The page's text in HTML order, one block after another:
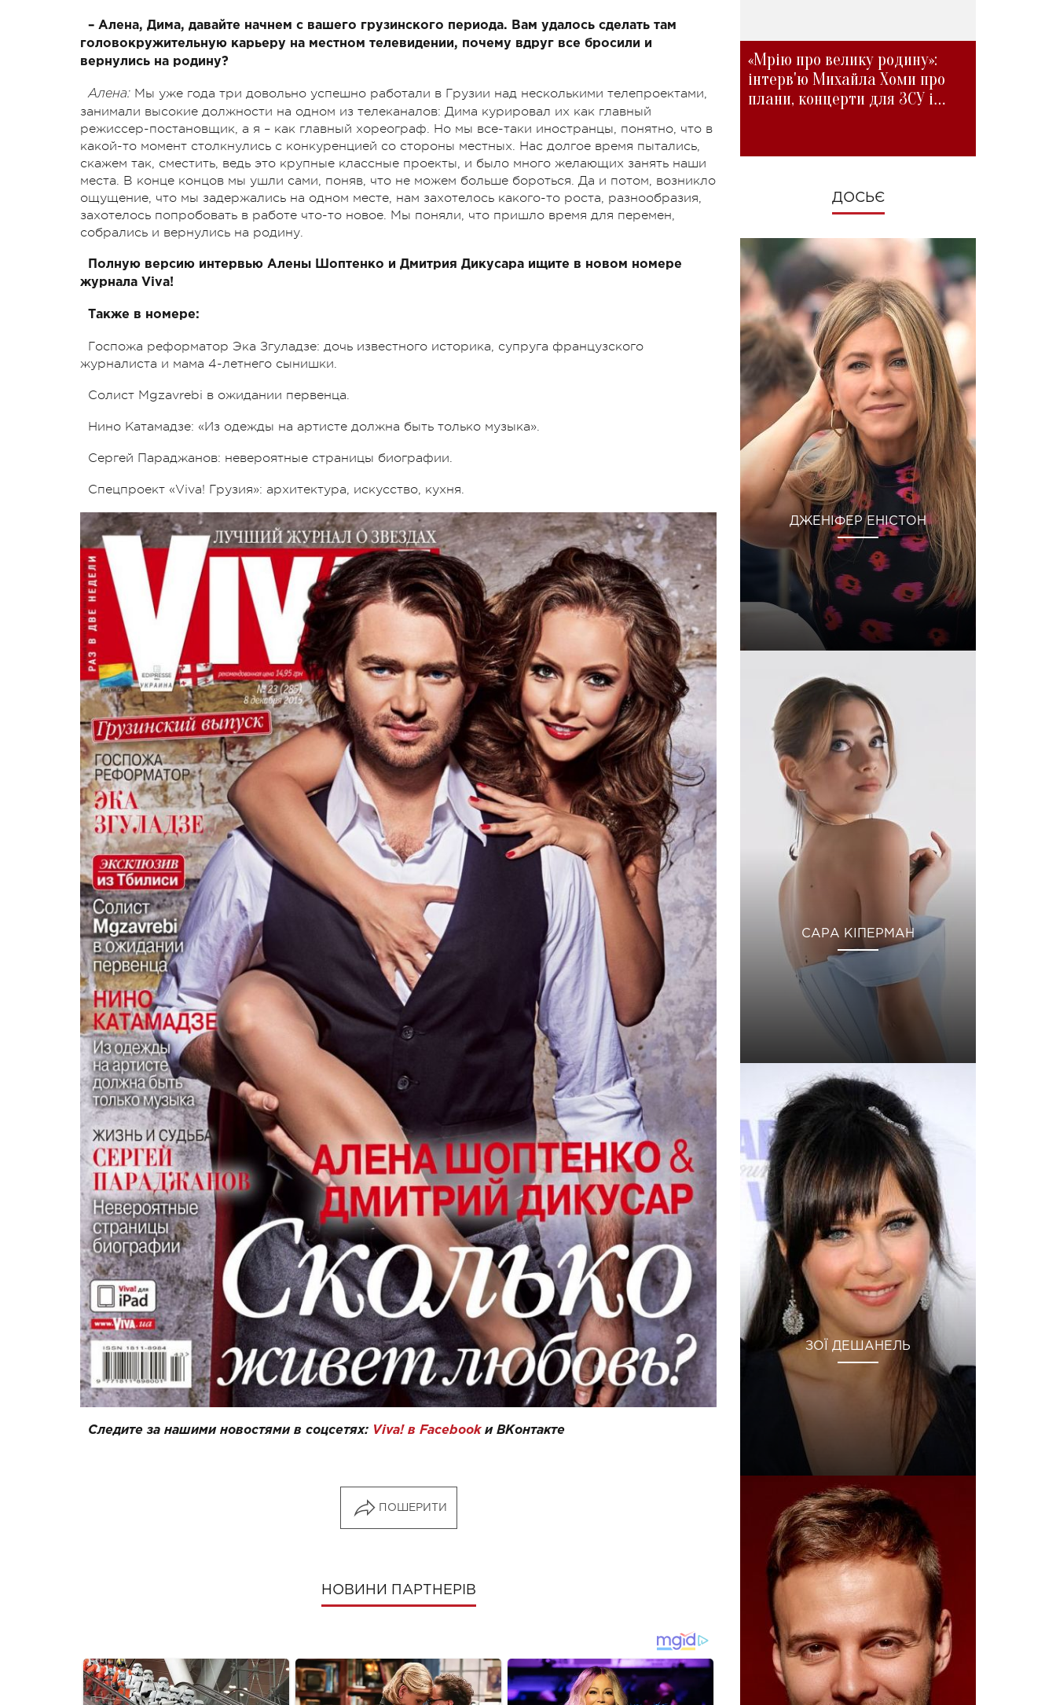
– Алена, Дима, давайте начнем с вашего грузинского периода. Вам удалось сделать там
головокружительную карьеру на местном телевидении, почему вдруг все бросили и
вернулись на родину?
Алена: Мы уже года три довольно успешно работали в Грузии над несколькими телепроектами,
занимали высокие должности на одном из телеканалов: Дима курировал их как главный
режиссер-постановщик, а я – как главный хореограф. Но мы все-таки иностранцы, понятно, что в
какой-то момент столкнулись с конкуренцией со стороны местных. Нас долгое время пытались,
скажем так, сместить, ведь это крупные классные проекты, и было много желающих занять наши
места. В конце концов мы ушли сами, поняв, что не можем больше бороться. Да и потом, возникло
ощущение, что мы задержались на одном месте, нам захотелось какого-то роста, разнообразия,
захотелось попробовать в работе что-то новое. Мы поняли, что пришло время для перемен,
собрались и вернулись на родину.
Полную версию интервью Алены Шоптенко и Дмитрия Дикусара ищите в новом номере
журнала Viva!
Также в номере:
Госпожа реформатор Эка Згуладзе: дочь известного историка, супруга французского
журналиста и мама 4-летнего сынишки.
Солист Mgzavrebi в ожидании первенца.
Нино Катамадзе: «Из одежды на артисте должна быть только музыка».
Сергей Параджанов: невероятные страницы биографии.
Спецпроект «Viva! Грузия»: архитектура, искусство, кухня.
Следите за нашими новостями в соцсетях: Viva! в Facebookи ВКонтакте
ПОШЕРИТИ
НОВИНИ ПАРТНЕРІВ
«Мрію про велику родину»:
інтерв'ю Михайла Хоми про
плани, концерти для ЗСУ і
ДОСЬЄ
ДЖЕНІФЕР ЕНІСТОН
САРА КІПЕРМАН
ЗОЇ ДЕШАНЕЛЬ